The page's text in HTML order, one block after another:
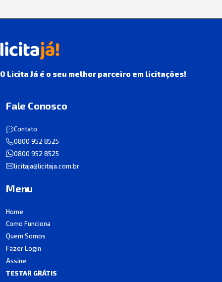
O Licita Já é o seu melhor parceiro em licitações!
Fale Conosco
Contato
0800 952 8525
0800 952 8525
licitaja@licitaja.com.br
Menu
Home
Como Funciona
Quem Somos
Fazer Login
Assine
TESTAR GRÁTIS